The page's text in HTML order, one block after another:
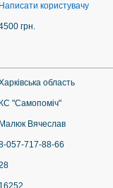
Написати користувачу
грн.
область
КС "Самопоміч"
Малюк Вячеслав
057-717-88-66
16252